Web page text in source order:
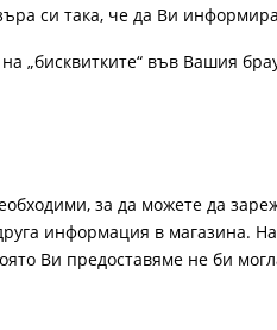
си така, че да Ви
„бисквитките“ във Вашия
за да можете да
информация в магазина.
Ви предоставяме не би